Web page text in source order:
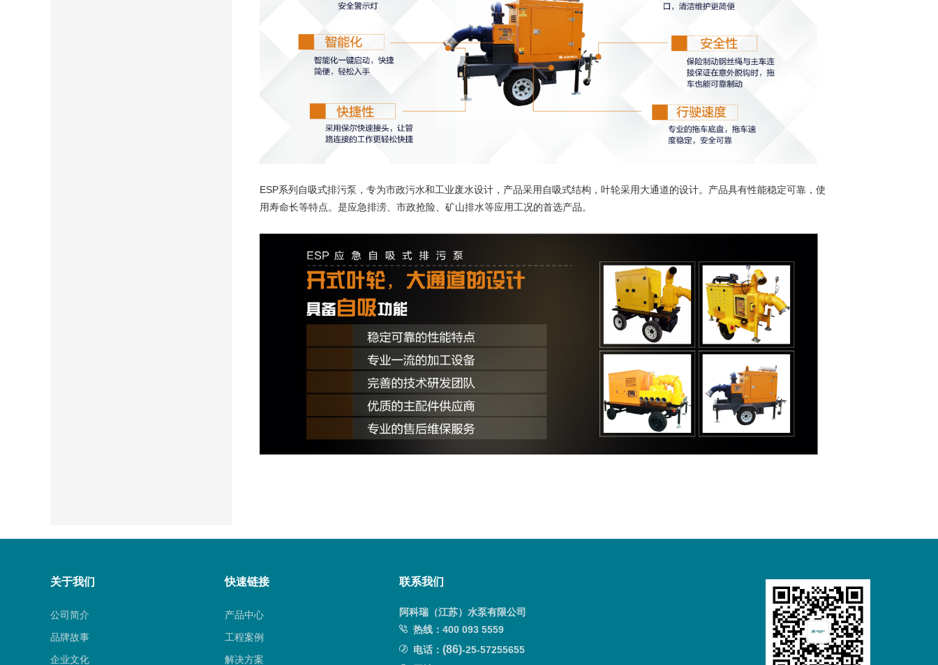
ESP系列自吸式排污泵，专为市政污水和工业废水设计，产品采用自吸式结构，叶轮采用大通道的设计。产品具有性能稳定可靠，使
用寿命长等特点。是应急排涝、市政抢险、矿山排水等应用工况的首选产品。
关于我们
公司简介
品牌故事
企业文化
快速链接
产品中心
工程案例
解决方案
联系我们
阿科瑞（江苏）水泵有限公司
热线： 400 093 5559
电话： (86)-25-57255655